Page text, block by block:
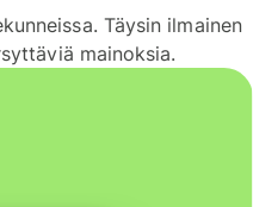
Täysin ilmainen
mainoksia.